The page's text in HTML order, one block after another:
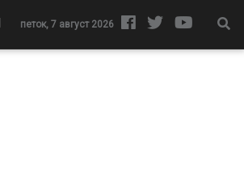
петок, 7 август 2026